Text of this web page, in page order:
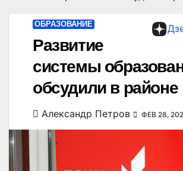
ОБРАЗОВАНИЕ
Развитие
системы
обсудили в районе
Александр Петров ФЕВ 28,